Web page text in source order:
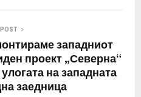
POST
западниот
проект „Северна“
на западната
заедница